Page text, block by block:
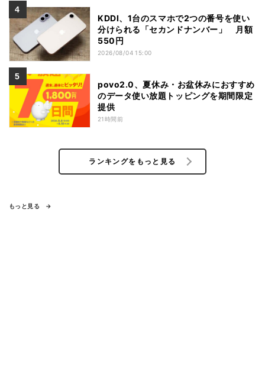
KDDI、1台のスマホで2つの番号を使い
分けられる「セカンドナンバー」 月額
550円
2026/08/04 15:00
povo2.0、夏休み・お盆休みにおすすめ
のデータ使い放題トッピングを期間限定
提供
21時間前
ランキングをもっと見る
もっと見る